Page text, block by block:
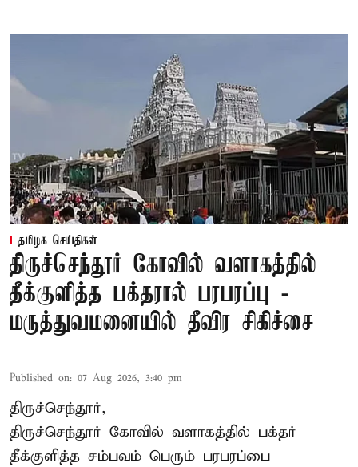
தமிழக செய்திகள்
திருச்செந்தூர் கோவில் வளாகத்தில்
தீக்குளித்த பக்தரால் பரபரப்பு -
மருத்துவமனையில் தீவிர சிகிச்சை
Published on: 07 Aug 2026, 3:40 pm
திருச்செந்தூர்,
திருச்செந்தூர் கோவில் வளாகத்தில் பக்தர்
தீக்குளித்த சம்பவம் பெரும் பரபரப்பை